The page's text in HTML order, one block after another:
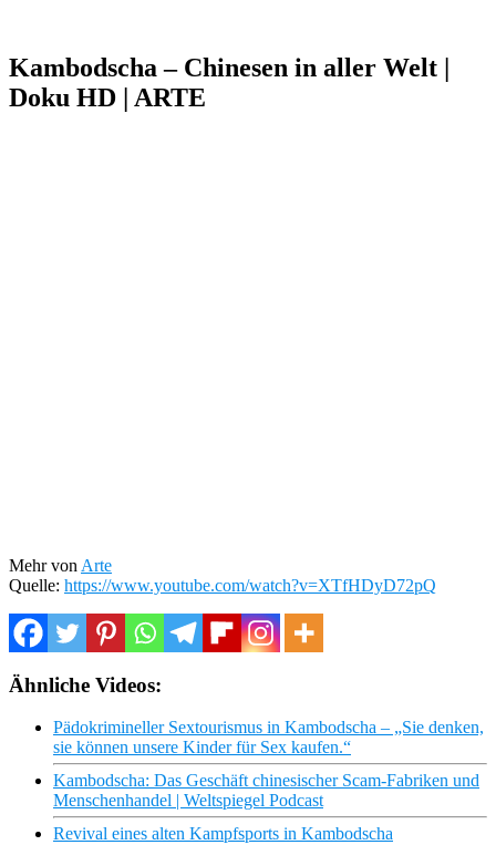
Kambodscha – Chinesen in aller Welt |
Doku HD | ARTE
Mehr von Arte
Quelle: https://www.youtube.com/watch?v=XTfHDyD72pQ
Ähnliche Videos:
Pädokrimineller Sextourismus in Kambodscha – „Sie denken,
sie können unsere Kinder für Sex kaufen.“
Kambodscha: Das Geschäft chinesischer Scam-Fabriken und
Menschenhandel | Weltspiegel Podcast
Revival eines alten Kampfsports in Kambodscha